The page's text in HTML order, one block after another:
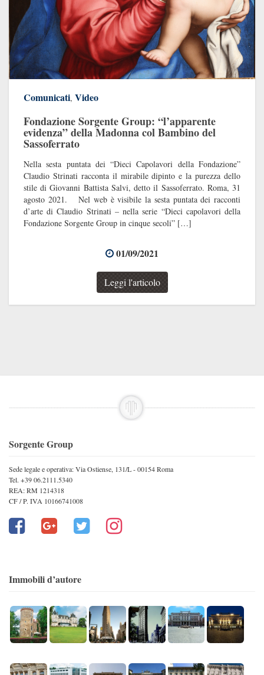
Comunicati, Video
Fondazione Sorgente Group: “l’apparente
evidenza” della Madonna col Bambino del
Sassoferrato
Nella sesta puntata dei “Dieci Capolavori della Fondazione”
Claudio Strinati racconta il mirabile dipinto e la purezza dello
stile di Giovanni Battista Salvi, detto il Sassoferrato. Roma, 31
agosto 2021. Nel web è visibile la sesta puntata dei racconti
d’arte di Claudio Strinati – nella serie “Dieci capolavori della
Fondazione Sorgente Group in cinque secoli” […]
01/09/2021
Leggi l'articolo
Sorgente Group
Sede legale e operativa: Via Ostiense, 131/L - 00154 Roma
Tel. +39 06.2111.5340
REA: RM 1214318
CF / P. IVA 10166741008
Immobili d’autore